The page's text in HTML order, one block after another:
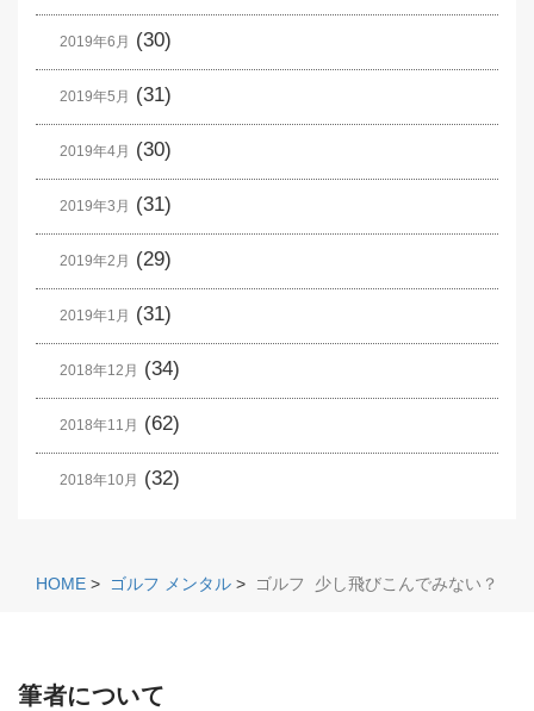
2019年6月 (30)
2019年5月 (31)
2019年4月 (30)
2019年3月 (31)
2019年2月 (29)
2019年1月 (31)
2018年12月 (34)
2018年11月 (62)
2018年10月 (32)
HOME > ゴルフ メンタル > ゴルフ 少し飛びこんでみない？
筆者について